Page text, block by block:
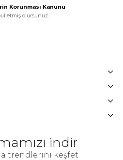
Korunması Kanunu
etmiş olursunuz.
indir
trendlerini keşfet